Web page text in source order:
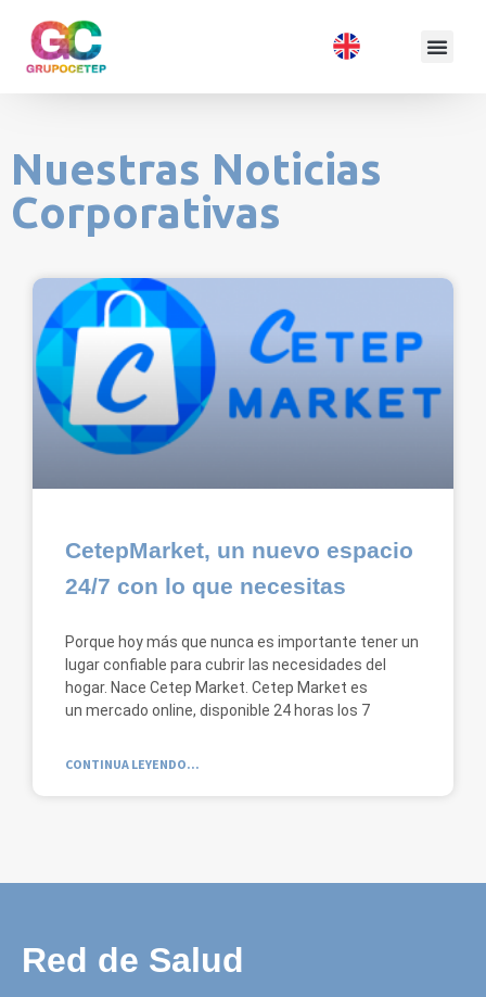
Nuestras Noticias
Corporativas
CetepMarket, un nuevo espacio
24/7 con lo que necesitas
Porque hoy más que nunca es importante tener un
lugar confiable para cubrir las necesidades del
hogar. Nace Cetep Market. Cetep Market es
un mercado online, disponible 24 horas los 7
CONTINUA LEYENDO...
Red de Salud